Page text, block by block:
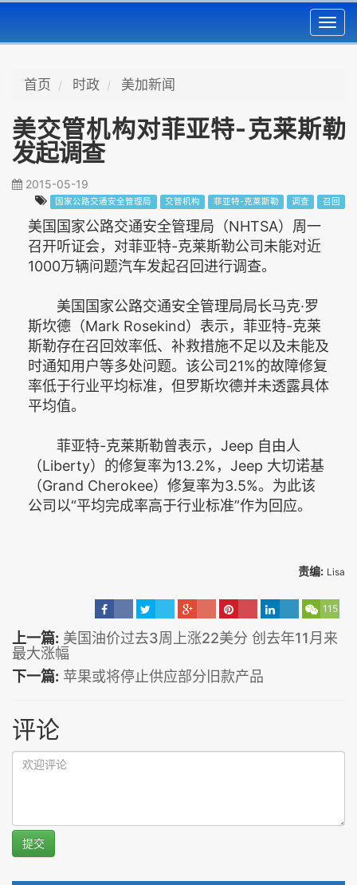
首页 时政 美加新闻
美交管机构对菲亚特-克莱斯勒
发起调查
2015-05-19
国家公路交通安全管理局 交管机构 菲亚特-克莱斯勒 调查 召回
美国国家公路交通安全管理局（NHTSA）周一
召开听证会，对菲亚特-克莱斯勒公司未能对近
1000万辆问题汽车发起召回进行调查。
美国国家公路交通安全管理局局长马克·罗
斯坎德（Mark Rosekind）表示，菲亚特-克莱
斯勒存在召回效率低、补救措施不足以及未能及
时通知用户等多处问题。该公司21%的故障修复
率低于行业平均标准，但罗斯坎德并未透露具体
平均值。
菲亚特-克莱斯勒曾表示，Jeep 自由人
（Liberty）的修复率为13.2%，Jeep 大切诺基
（Grand Cherokee）修复率为3.5%。为此该
公司以“平均完成率高于行业标准”作为回应。
责编: Lisa
115
上一篇: 美国油价过去3周上涨22美分 创去年11月来
最大涨幅
下一篇: 苹果或将停止供应部分旧款产品
评论
提交